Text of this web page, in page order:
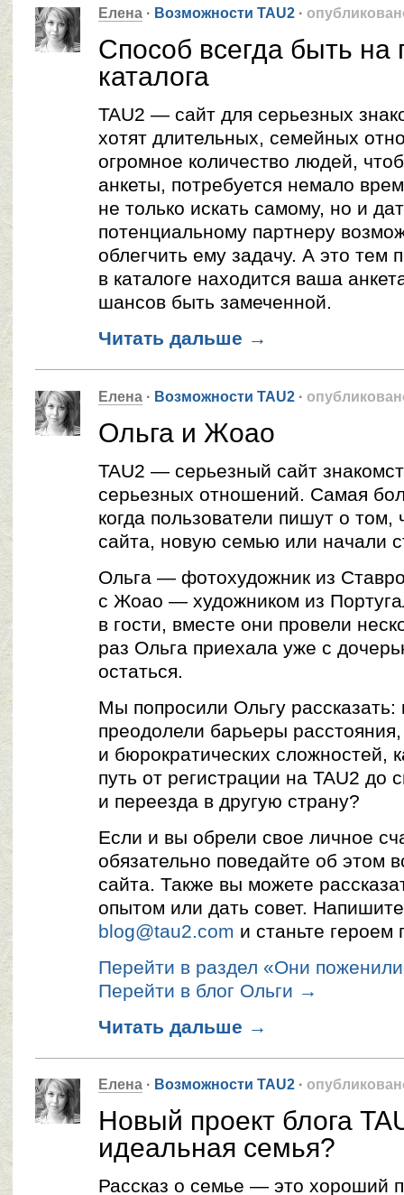
Елена · Возможности TAU2 ·
Способ всегда быть на
каталога
TAU2 — сайт для серьезных
хотят длительных, семейных
огромное количество людей,
анкеты, потребуется немало
не только искать самому, но и
потенциальному партнеру
облегчить ему задачу. А это
в каталоге находится ваша
шансов быть замеченной.
Читать дальше →
Елена · Возможности TAU2 ·
Ольга и Жоао
TAU2 — серьезный сайт
серьезных отношений. Самая
когда пользователи пишут о
сайта, новую семью или начали
Ольга — фотохудожник из
с Жоао — художником из
в гости, вместе они провели
раз Ольга приехала уже с
остаться.
Мы попросили Ольгу
преодолели барьеры
и бюрократических сложностей,
путь от регистрации на TAU2 до
и переезда в другую страну?
Если и вы обрели свое личное
обязательно поведайте об этом
сайта. Также вы можете
опытом или дать совет.
blog@tau2.com и станьте героем
Перейти в раздел «Они
Перейти в блог Ольги →
Читать дальше →
Елена · Возможности TAU2 ·
Новый проект блога
идеальная семья?
Рассказ о семье — это хороший